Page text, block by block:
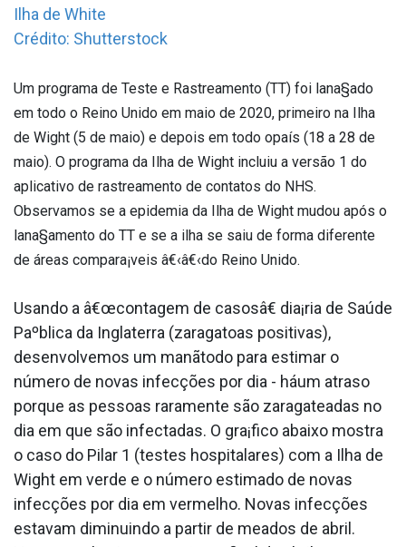
Ilha de White
Crédito: Shutterstock
Um programa de Teste e Rastreamento (TT) foi lana§ado
em todo o Reino Unido em maio de 2020, primeiro na Ilha
de Wight (5 de maio) e depois em todo opaís (18 a 28 de
maio). O programa da Ilha de Wight incluiu a versão 1 do
aplicativo de rastreamento de contatos do NHS.
Observamos se a epidemia da Ilha de Wight mudou após o
lana§amento do TT e se a ilha se saiu de forma diferente
de áreas compara¡veis â€‹â€‹do Reino Unido.
Usando a â€œcontagem de casosâ€ dia¡ria de Saúde
Paºblica da Inglaterra (zaragatoas positivas),
desenvolvemos um manãtodo para estimar o
número de novas infecções por dia - háum atraso
porque as pessoas raramente são zaragateadas no
dia em que são infectadas. O gra¡fico abaixo mostra
o caso do Pilar 1 (testes hospitalares) com a Ilha de
Wight em verde e o número estimado de novas
infecções por dia em vermelho. Novas infecções
estavam diminuindo a partir de meados de abril.